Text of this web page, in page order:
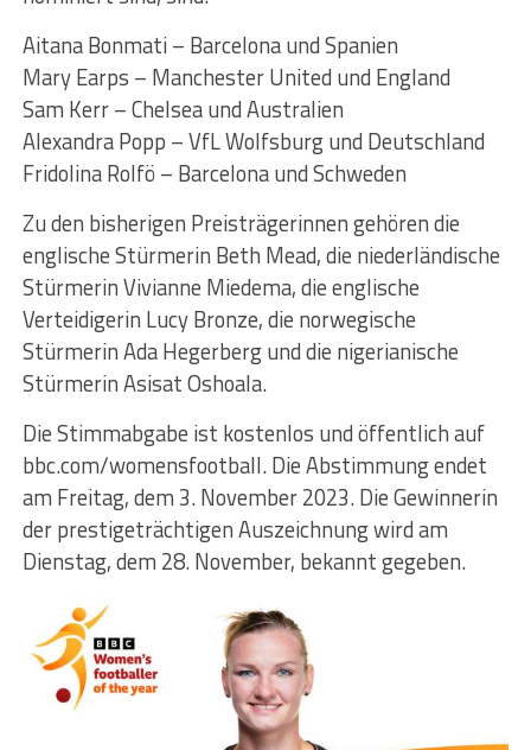
Aitana Bonmati – Barcelona und Spanien
Mary Earps – Manchester United und England
Sam Kerr – Chelsea und Australien
Alexandra Popp – VfL Wolfsburg und Deutschland
Fridolina Rolfö – Barcelona und Schweden
Zu den bisherigen Preisträgerinnen gehören die
englische Stürmerin Beth Mead, die niederländische
Stürmerin Vivianne Miedema, die englische
Verteidigerin Lucy Bronze, die norwegische
Stürmerin Ada Hegerberg und die nigerianische
Stürmerin Asisat Oshoala.
Die Stimmabgabe ist kostenlos und öffentlich auf
bbc.com/womensfootball. Die Abstimmung endet
am Freitag, dem 3. November 2023. Die Gewinnerin
der prestigeträchtigen Auszeichnung wird am
Dienstag, dem 28. November, bekannt gegeben.